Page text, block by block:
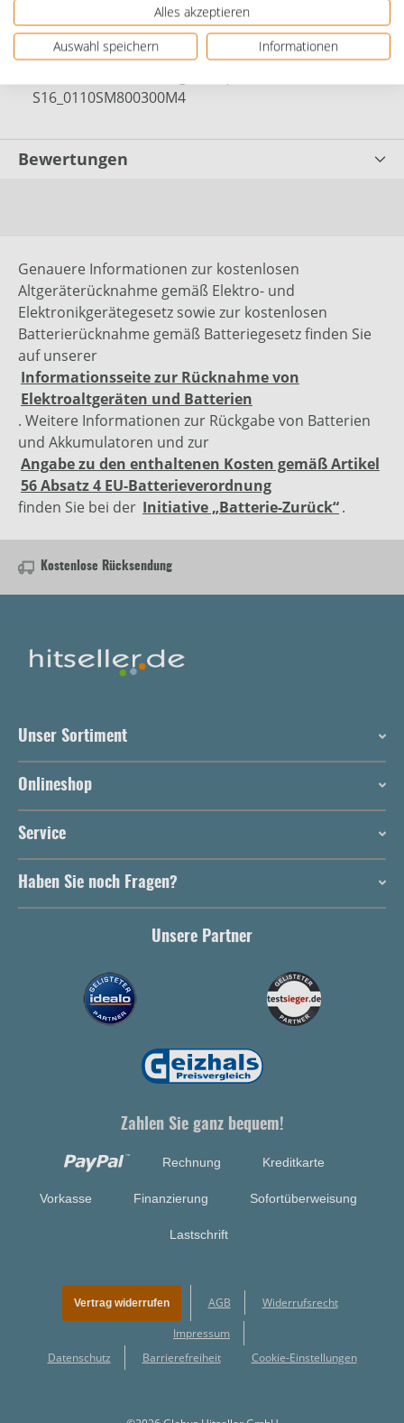
Herstellerinformationen: Kronoflooring GmbH |
Mühlbacher Straße 1 | 01561 Lampertswalde,
Deutschland | eMail: sales-
S16_0110SM800300M4
Bewertungen
Genauere Informationen zur kostenlosen
Altgeräterücknahme gemäß Elektro- und
Elektronikgerätegesetz sowie zur kostenlosen
Batterierücknahme gemäß Batteriegesetz finden Sie
auf unserer
Informationsseite zur Rücknahme von
Elektroaltgeräten und Batterien
. Weitere Informationen zur Rückgabe von Batterien
und Akkumulatoren und zur
Angabe zu den enthaltenen Kosten gemäß Artikel
56 Absatz 4 EU-Batterieverordnung
finden Sie bei der Initiative „Batterie-Zurück“.
Kostenlose Rücksendung
Unser Sortiment
Onlineshop
Service
Haben Sie noch Fragen?
Unsere Partner
Zahlen Sie ganz bequem!
Rechnung Kreditkarte
Vorkasse Finanzierung Sofortüberweisung
Lastschrift
Vertrag widerrufen AGB Widerrufsrecht
Impressum
Datenschutz
Barrierefreiheit Cookie-Einstellungen
Alles akzeptieren
Auswahl speichern
Informationen